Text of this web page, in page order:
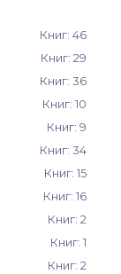
Книг: 46
Книг: 29
Книг: 36
Книг: 10
Книг: 9
Книг: 34
Книг: 15
Книг: 16
Книг: 2
Книг: 1
Книг: 2